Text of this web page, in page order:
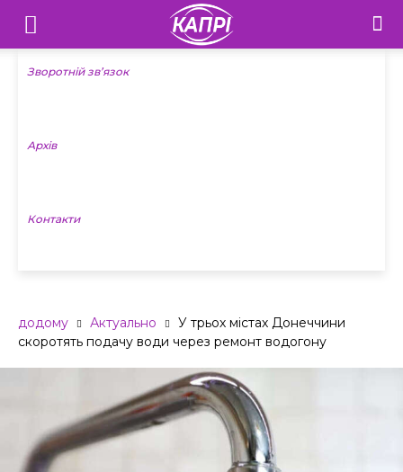
Телебачення
«Капрі»
Новини
Зворотній зв’язок
Архів
Контакти
додому Актуально
У трьох містах Донеччини
скоротять подачу води через ремонт водогону